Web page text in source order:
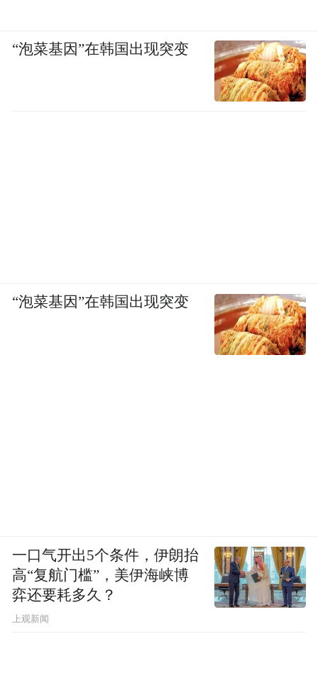
“泡菜基因”在韩国出现突变
“泡菜基因”在韩国出现突变
一口气开出5个条件，伊朗抬
高“复航门槛”，美伊海峡博
弈还要耗多久？
上观新闻